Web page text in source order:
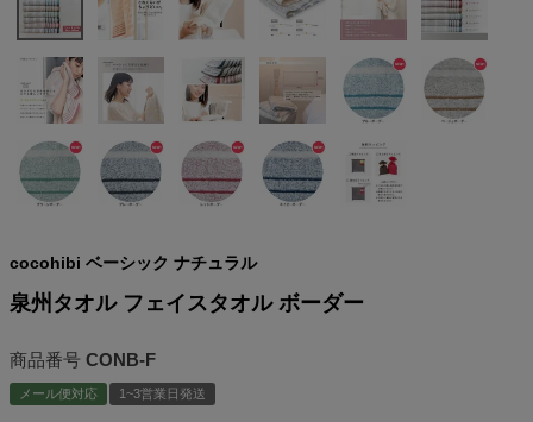
cocohibi ベーシック ナチュラル
泉州タオル フェイスタオル ボーダー
商品番号 CONB-F
メール便対応 1~3営業日発送